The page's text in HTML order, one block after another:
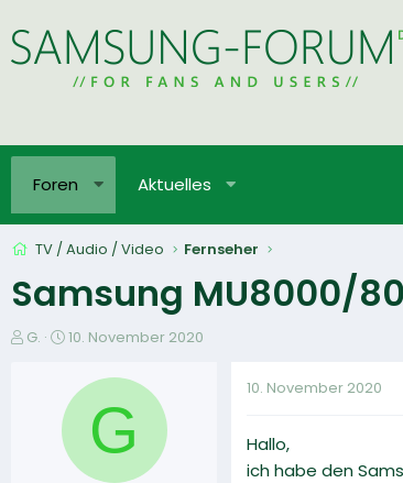
Foren Aktuelles
TV / Audio / Video Fernseher
Samsung MU8000/
E
G.
E
t
10. November 2020
G
10. November 2020
Hallo,
ich habe den